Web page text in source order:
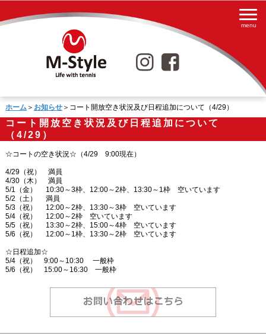
ホーム＞ お知らせ＞コート開放空き状況及び日程追加について（4/29）
コート開放空き状況及び日程追加について
（4/29）
☆コートの空き状況☆（4/29 9:00現在）
4/29（祝） 満員
4/30（木） 満員
5/1（金） 10:30～3枠、12:00～2枠、13:30～1枠 空いています
5/2（土） 満員
5/3（祝） 12:00～2枠、13:30～3枠 空いています
5/4（祝） 12:00～2枠 空いています
5/5（祝） 13:30～2枠、15:00～4枠 空いています
5/6（祝） 12:00～1枠、13:30～2枠 空いています
☆日程追加☆
5/4（祝） 9:00～10:30 一般枠
5/6（祝） 15:00～16:30 一般枠